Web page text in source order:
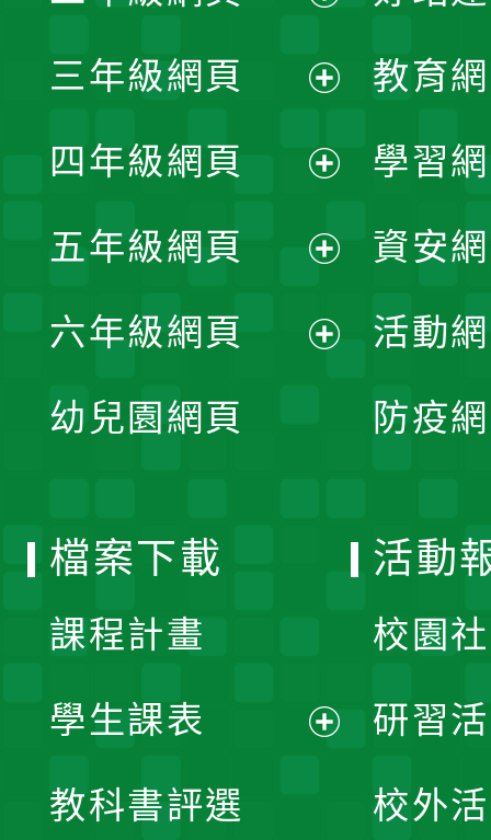
開
選
單
開
選
單
三年級網頁
開
選
單
四年級網頁
開
選
五年級網頁
開
六年級網頁
幼兒園網頁
教育
學習
資安
活動
防疫
檔案下載
課程計畫
學生課表
教科書評選
活動
校園
研習
校外